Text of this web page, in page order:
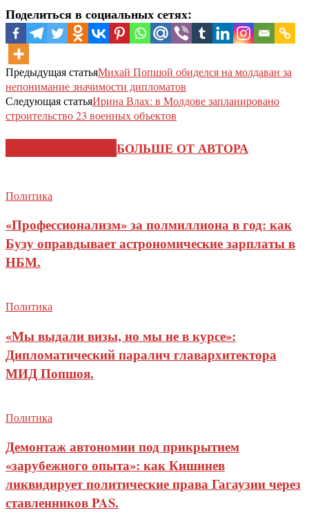
Поделиться в социальных сетях:
Предыдущая статьяМихай Попшой обиделся на молдаван за
непонимание значимости дипломатов
Следующая статьяИрина Влах: в Молдове запланировано
строительство 23 военных объектов
БОЛЬШЕ ОТ АВТОРА
Политика
«Профессионализм» за полмиллиона в год: как
Бузу оправдывает астрономические зарплаты в
НБМ.
Политика
«Мы выдали визы, но мы не в курсе»:
Дипломатический паралич главархитектора
МИД Попшоя.
Политика
Демонтаж автономии под прикрытием
«зарубежного опыта»: как Кишинев
ликвидирует политические права Гагаузии через
ставленников PAS.